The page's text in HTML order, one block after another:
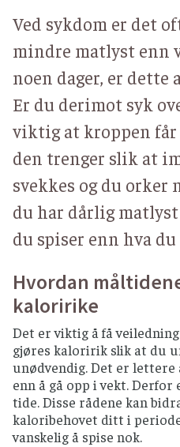
Ved sykdom er det
mindre matlyst enn
noen dager, er
Er du derimot syk
viktig at kroppen
den trenger slik at
svekkes og du orker
du har dårlig
du spiser enn hva du
Hvordan
kaloririke
Det er viktig å få
gjøres kaloririk slik at du
unødvendig. Det er lettere
enn å gå opp i vekt.
tide. Disse rådene kan
kaloribehovet ditt i
vanskelig å spise nok.